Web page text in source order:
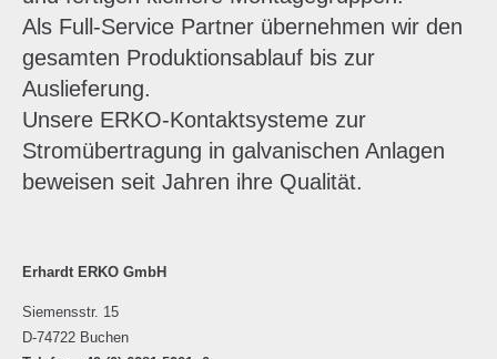
Als Full-Service Partner übernehmen wir den
gesamten Produktionsablauf bis zur
Auslieferung.
Unsere ERKO-Kontaktsysteme zur
Stromübertragung in galvanischen Anlagen
beweisen seit Jahren ihre Qualität.
Erhardt ERKO GmbH
Siemensstr. 15
D-74722 Buchen